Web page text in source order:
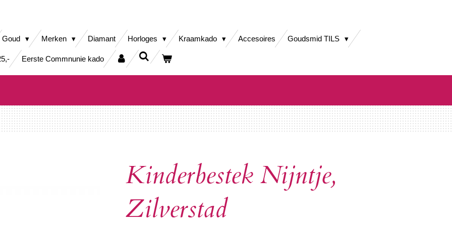
Goud Merken Diamant Horloges Kraamkado Accesoires Goudsmid TILS
Eerste Commnunie kado
Kinderbestek Nijntje,
Zilverstad